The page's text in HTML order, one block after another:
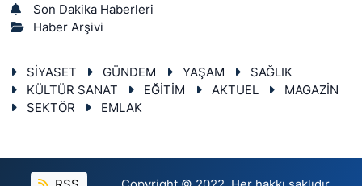
Son Dakika Haberleri
Haber Arşivi
SİYASET GÜNDEM YAŞAM
SAĞLIK
KÜLTÜR SANAT
EĞİTİM AKTUEL
MAGAZİN
SEKTÖR
EMLAK